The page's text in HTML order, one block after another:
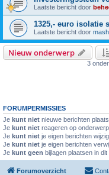
Laatste bericht door
1325,- euro isolatie
Laatste bericht door
Nieuw onderwerp
3
FORUMPERMISSIES
Je kunt niet nieuwe berichten
Je kunt niet reageren op
Je kunt niet je eigen berichten
Je kunt niet je eigen berichten
Je kunt geen bijlagen plaatsen in dit
Forumoverzicht